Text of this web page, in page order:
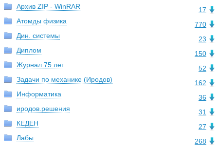
17
Архив ZIP - WinRAR
770
Атомды физика
23
Дин. системы
150
Диплом
52
Журнал 75 лет
162
Задачи по механике (Иродов)
36
Информатика
31
иродов.решения
27
КЕДЕН
268
Лабы